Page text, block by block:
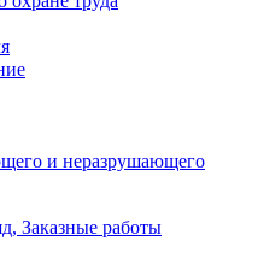
и неразрушающего
Заказные работы